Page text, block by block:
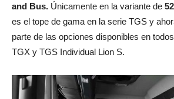
and Bus. Únicamente en la variante de
es el tope de gama en la serie TGS y
parte de las opciones disponibles en
TGX y TGS Individual Lion S.